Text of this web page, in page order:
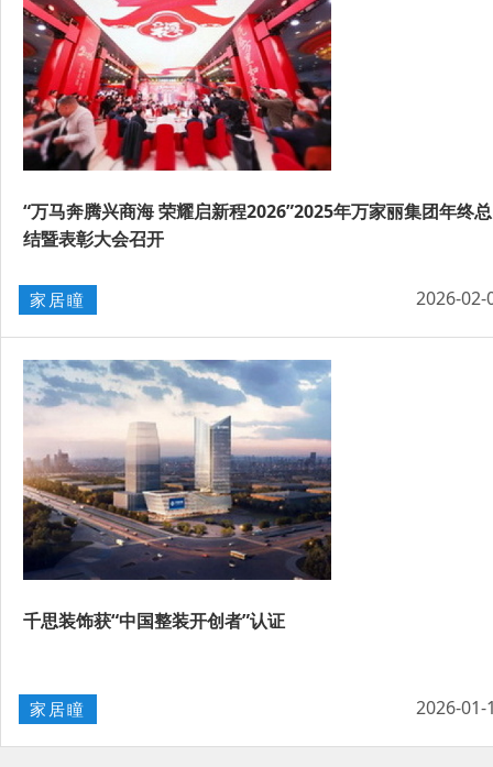
“万马奔腾兴商海 荣耀启新程2026”2025年万家丽集团年终总
结暨表彰大会召开
家居瞳 2026-02-
千思装饰获“中国整装开创者”认证
家居瞳 2026-01-